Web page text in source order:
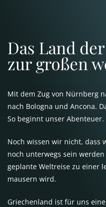
Das Land
zur großen
Mit dem Zug von Nürnberg
nach Bologna und Ancona.
So beginnt unser Abenteuer.
Noch wissen wir nicht, dass
noch unterwegs sein
geplante Weltreise zu einer
mausern wird.
Griechenland ist für uns